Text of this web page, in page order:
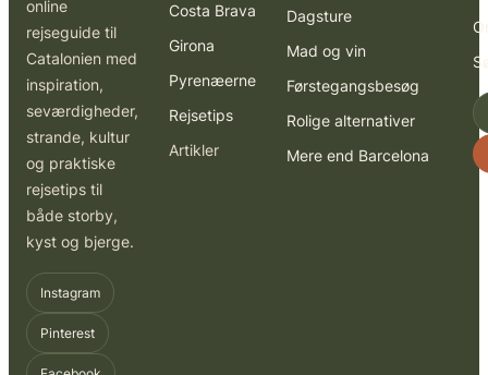
online
rejseguide til
Catalonien med
inspiration,
seværdigheder,
strande, kultur
og praktiske
rejsetips til
både storby,
kyst og bjerge.
Instagram
Pinterest
Costa Brava
Girona
Pyrenæerne
Rejsetips
Artikler
Dagsture
Mad og vin
Førstegangsbesøg
Rolige alternativer
Mere end Barcelona